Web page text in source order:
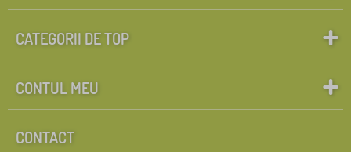
CATEGORII DE TOP
CONTUL MEU
CONTACT